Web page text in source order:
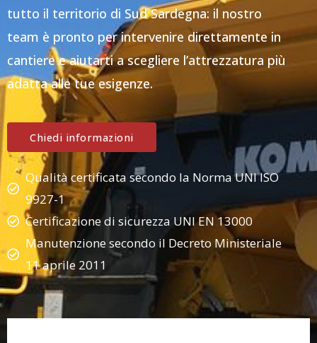
tutto il territorio di Sud Sardegna: il nostro
team è pronto per intervenire direttamente in
cantiere e aiutarti a scegliere l’attrezzatura più
adatta alle tue esigenze.
Chiedi informazioni
Qualità certificata secondo la Norma UNI ISO
9927-1
Certificazione di sicurezza UNI EN 13000
Manutenzione secondo il Decreto Ministeriale
11 aprile 2011